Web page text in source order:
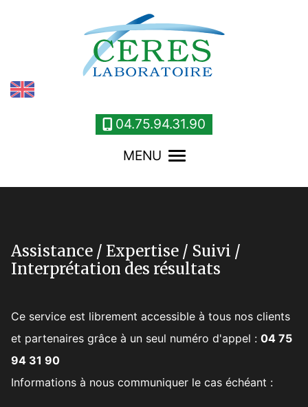
04.75.94.31.90
MENU
Assistance / Expertise / Suivi /
Interprétation des résultats
Ce service est librement accessible à tous nos clients
et partenaires grâce à un seul numéro d'appel : 04 75
94 31 90
Informations à nous communiquer le cas échéant :